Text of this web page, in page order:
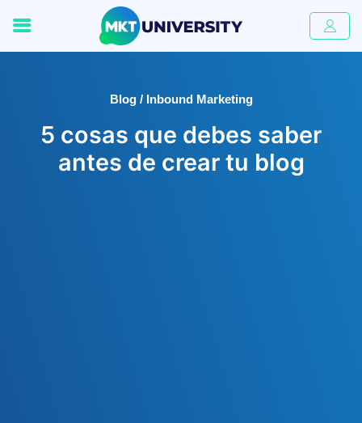
Blog / Inbound Marketing
5 cosas que debes saber
antes de crear tu blog